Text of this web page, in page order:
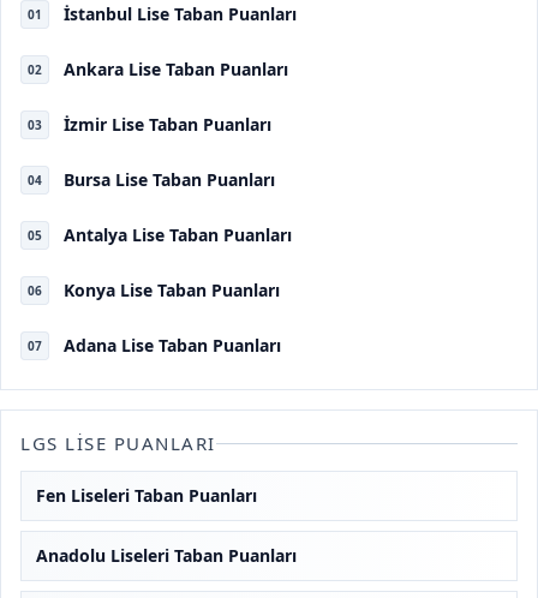
01 İstanbul Lise Taban Puanları
02 Ankara Lise Taban Puanları
03 İzmir Lise Taban Puanları
04 Bursa Lise Taban Puanları
05 Antalya Lise Taban Puanları
06 Konya Lise Taban Puanları
07 Adana Lise Taban Puanları
LGS LISE PUANLARI
Fen Liseleri Taban Puanları
Anadolu Liseleri Taban Puanları